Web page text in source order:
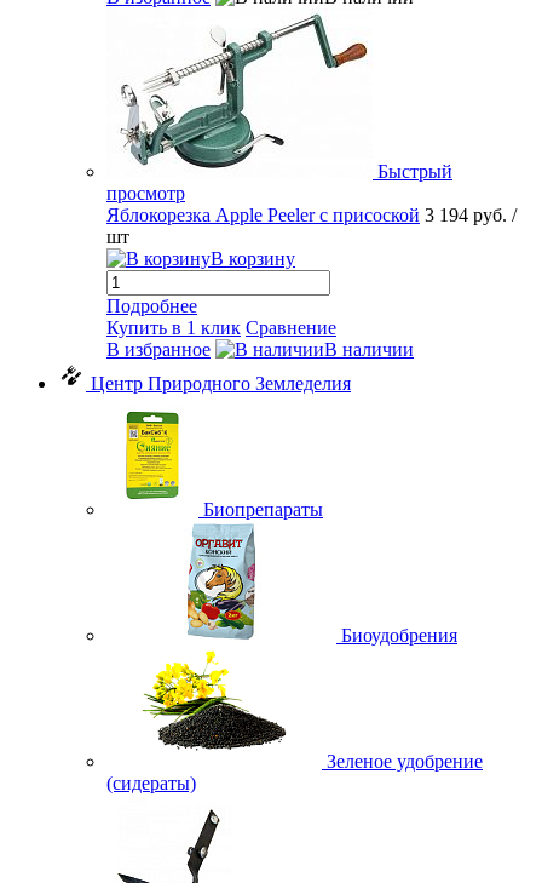
Быстрый
просмотр
Яблокорезка Apple Peeler с присоской 3 194 руб. /
шт
В корзину
Подробнее
Купить в 1 клик Сравнение
В избранное
В наличии
Центр Природного Земледелия
Биопрепараты
Биоудобрения
Зеленое удобрение
(сидераты)